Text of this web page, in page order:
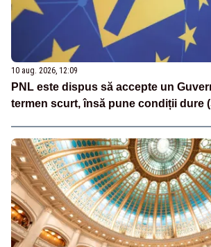
10 aug. 2026, 12:09
PNL este dispus să accepte un
termen scurt, însă pune condiții dure